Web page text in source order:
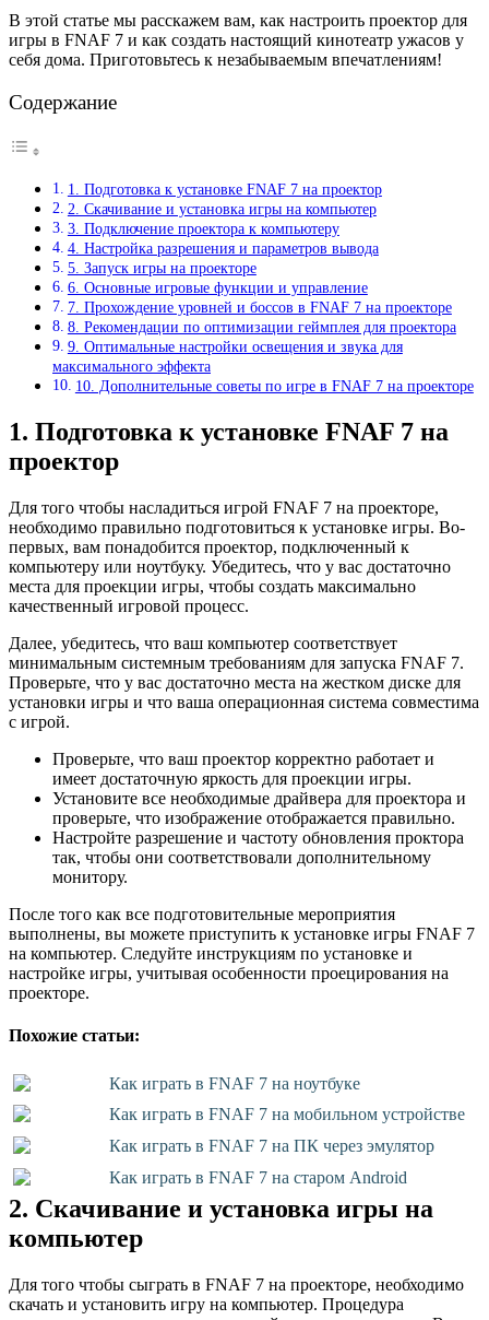
В этой статье мы расскажем вам, как настроить проектор для
игры в FNAF 7 и как создать настоящий кинотеатр ужасов у
себя дома. Приготовьтесь к незабываемым впечатлениям!
Содержание
1. Подготовка к установке FNAF 7 на проектор
2. Скачивание и установка игры на компьютер
3. Подключение проектора к компьютеру
4. Настройка разрешения и параметров вывода
5. Запуск игры на проекторе
6. Основные игровые функции и управление
7. Прохождение уровней и боссов в FNAF 7 на проекторе
8. Рекомендации по оптимизации геймплея для проектора
9. Оптимальные настройки освещения и звука для
максимального эффекта
10. Дополнительные советы по игре в FNAF 7 на проекторе
1. Подготовка к установке FNAF 7 на
проектор
Для того чтобы насладиться игрой FNAF 7 на проекторе,
необходимо правильно подготовиться к установке игры. Во-
первых, вам понадобится проектор, подключенный к
компьютеру или ноутбуку. Убедитесь, что у вас достаточно
места для проекции игры, чтобы создать максимально
качественный игровой процесс.
Далее, убедитесь, что ваш компьютер соответствует
минимальным системным требованиям для запуска FNAF 7.
Проверьте, что у вас достаточно места на жестком диске для
установки игры и что ваша операционная система совместима
с игрой.
Проверьте, что ваш проектор корректно работает и
имеет достаточную яркость для проекции игры.
Установите все необходимые драйвера для проектора и
проверьте, что изображение отображается правильно.
Настройте разрешение и частоту обновления проктора
так, чтобы они соответствовали дополнительному
монитору.
После того как все подготовительные мероприятия
выполнены, вы можете приступить к установке игры FNAF 7
на компьютер. Следуйте инструкциям по установке и
настройке игры, учитывая особенности проецирования на
проекторе.
Похожие статьи:
Как играть в FNAF 7 на ноутбуке
Как играть в FNAF 7 на мобильном устройстве
Как играть в FNAF 7 на ПК через эмулятор
Как играть в FNAF 7 на старом Android
2. Скачивание и установка игры на
компьютер
Для того чтобы сыграть в FNAF 7 на проекторе, необходимо
скачать и установить игру на компьютер. Процедура